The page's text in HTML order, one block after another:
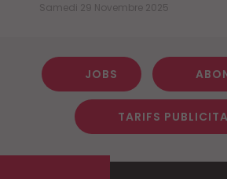
Samedi 29 Novembre 2025
JOBS
TARIFS